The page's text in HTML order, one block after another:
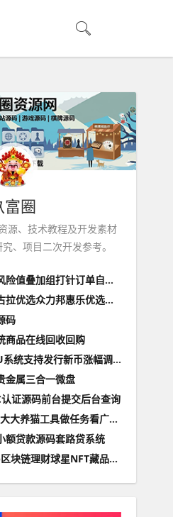
富圈
源、技术教程及开发素材
、项目二次开发参考。
加组打针订单自动匹配系统
邦惠乐优选养猪拼购拼团返利系统
码
商品在线回收回购
持发行新币涨幅调控+代理后台
金属三合一微盘
证源码前台提交后台查询
务看广告邀好友即可获得收益猫力合成游戏
额贷款源码套路贷系统
球星NFT藏品投资带uinapp源码